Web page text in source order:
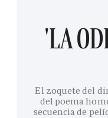
'LA
El zoquete del
del poema
secuencia de